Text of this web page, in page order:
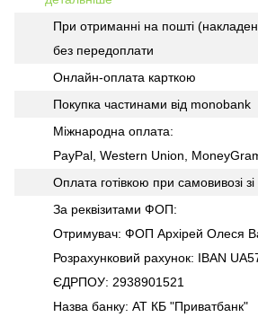
При отриманні на пошті
без передоплати
Онлайн-оплата карткою
Покупка частинами від monobank
Міжнародна оплата:
PayPal, Western Union,
Оплата готівкою при самовивозі
За реквізитами ФОП:
Отримувач: ФОП Архірей Олеся
Розрахунковий рахунок: IBAN
ЄДРПОУ: 2938901521
Назва банку: АТ КБ "Приватбанк"